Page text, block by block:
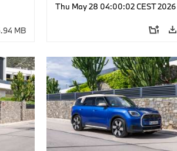
MB
Thu May 28 04:00:02 CEST 2026